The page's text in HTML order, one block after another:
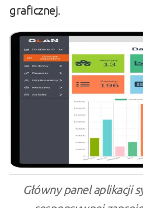
graficznej.
Główny panel aplikacji